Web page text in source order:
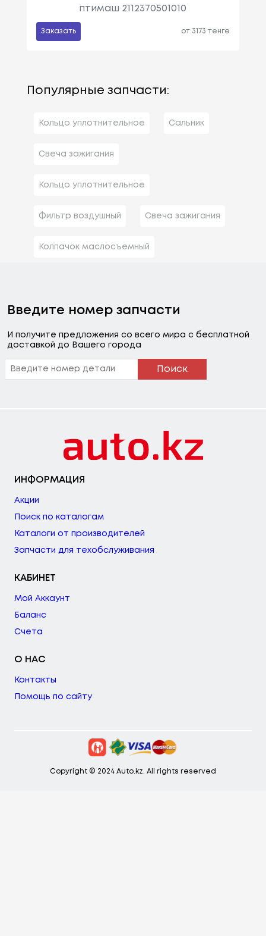
птимаш 2112370501010
Заказать от 3173 тенге
Популярные запчасти:
Кольцо уплотнительное Сальник
Свеча зажигания
Кольцо уплотнительное
Фильтр воздушный Свеча зажигания
Колпачок маслосъемный
Введите номер запчасти
И получите предложения со всего мира с бесплатной
доставкой до Вашего города
Поиск
ИНФОРМАЦИЯ
Акции
Поиск по каталогам
Каталоги от производителей
Запчасти для техобслуживания
КАБИНЕТ
Мой Аккаунт
Баланс
Счета
О НАС
Контакты
Помощь по сайту
Copyright © 2024 Auto.kz. All rights reserved